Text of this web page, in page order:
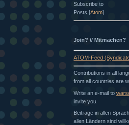
Subscribe to
Posts [Atom]
Join? // Mitmachen?
ATOM-Feed
Contributions in all
from all countries are
Write an e-mail to
invite you.
Beiträge in allen
allen Ländern sind